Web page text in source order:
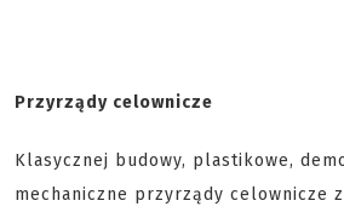
Przyrządy celownicze
Klasycznej budowy, plastikowe,
mechaniczne przyrządy celownicze